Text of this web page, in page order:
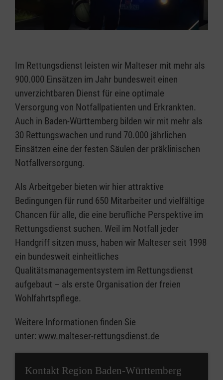
Im Rettungsdienst leisten wir Malteser mit mehr als
900.000 Einsätzen im Jahr bundesweit einen
unverzichtbaren Dienst für eine optimale
Versorgung von Notfallpatienten und Erkrankten.
Auch in Baden-Württemberg bilden wir mit mehr als
30 Rettungswachen und rund 70.000 jährlichen
Einsätzen eine der festen Säulen der präklinischen
Notfallversorgung.
Als Arbeitgeber bieten wir hier attraktive
Bedingungen für rund 650 Mitarbeiter und vielfältige
Chancen für alle, die eine berufliche Perspektive im
Rettungsdienst suchen. Weil im Notfall jeder
Handgriff sitzen muss, haben wir Malteser seit 1998
ein bundesweit einheitliches
Qualitätsmanagementsystem im Rettungsdienst
aufgebaut – als erste Organisation der freien
Wohlfahrtspflege.
Weitere Informationen finden Sie
unter: www.malteser-rettungsdienst.de
Kontakt Region Baden-Württemberg